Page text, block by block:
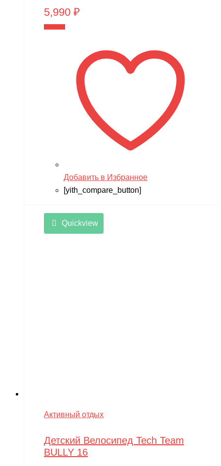
5,990 ₽
Добавить в Избранное
[yith_compare_button]
Quickview
Активный отдых
Детский Велосипед Tech Team
BULLY 16